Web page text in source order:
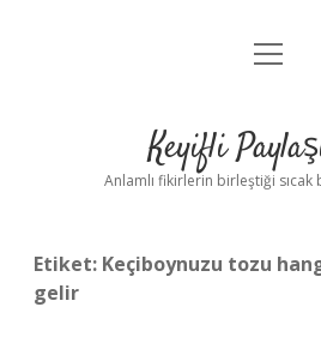
Anasayfa
Yasal Uyarı
menüyü
Keyifli
Anlamlı fikirlerin birleştiği sıcak
Etiket: Keçiboynuzu tozu
gelir